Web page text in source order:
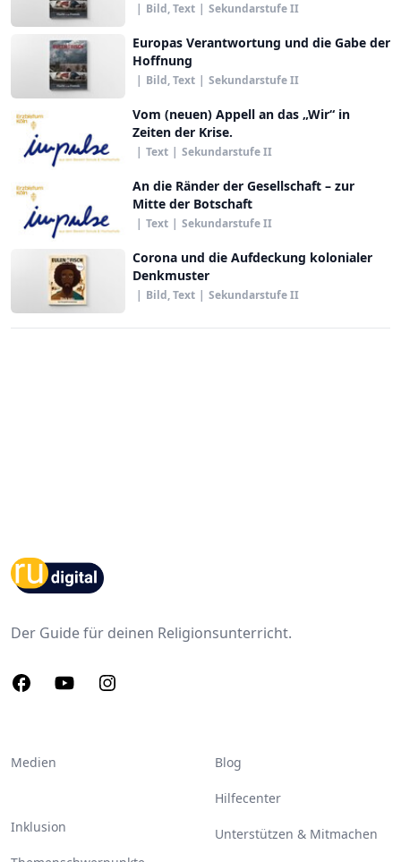
| Bild, Text | Sekundarstufe II
Europas Verantwortung und die Gabe der
Hoffnung
| Bild, Text | Sekundarstufe II
Vom (neuen) Appell an das „Wir“ in
Zeiten der Krise.
| Text | Sekundarstufe II
An die Ränder der Gesellschaft – zur
Mitte der Botschaft
| Text | Sekundarstufe II
Corona und die Aufdeckung kolonialer
Denkmuster
| Bild, Text | Sekundarstufe II
Footer
Der Guide für deinen Religionsunterricht.
FacebookYoutubeInstagram
Medien
Inklusion
Blog
Hilfecenter
Unterstützen & Mitmachen